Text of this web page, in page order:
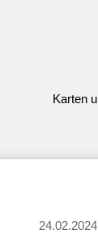
Karten
24.02.2024